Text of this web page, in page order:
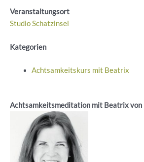
Veranstaltungsort
Studio Schatzinsel
Kategorien
Achtsamkeitskurs mit Beatrix
Achtsamkeitsmeditation mit Beatrix von